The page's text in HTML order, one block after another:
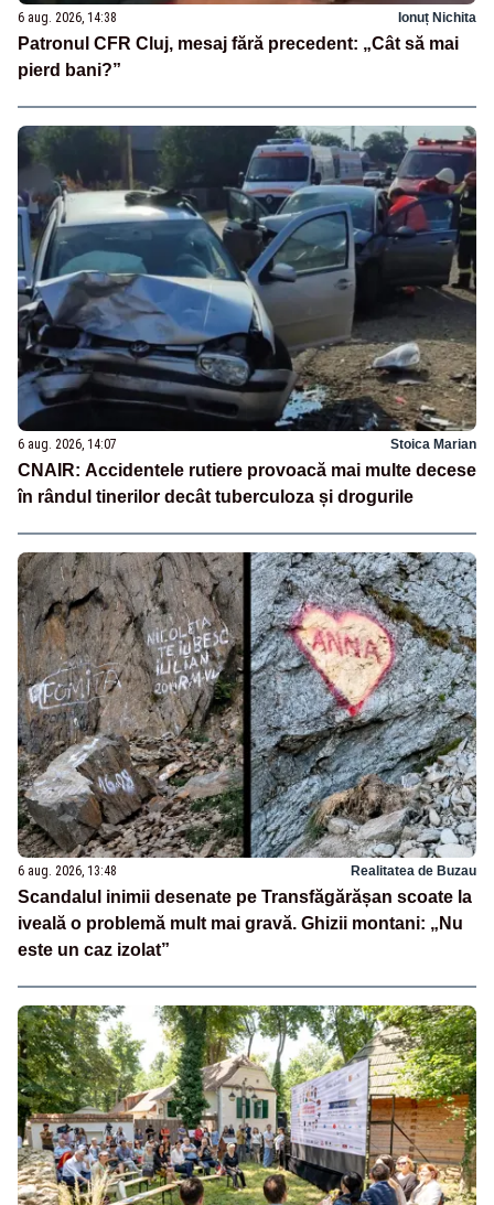
6 aug. 2026, 14:38 Ionuț Nichita
Patronul CFR Cluj, mesaj fără precedent: „Cât să mai
pierd bani?”
6 aug. 2026, 14:07 Stoica Marian
CNAIR: Accidentele rutiere provoacă mai multe decese
în rândul tinerilor decât tuberculoza și drogurile
6 aug. 2026, 13:48 Realitatea de Buzau
Scandalul inimii desenate pe Transfăgărășan scoate la
iveală o problemă mult mai gravă. Ghizii montani: „Nu
este un caz izolat”